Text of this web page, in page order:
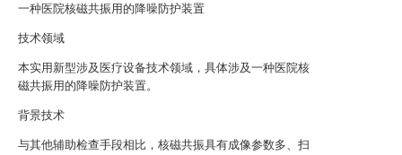
一种医院核磁共振用的降噪防护装置
技术领域
本实用新型涉及医疗设备技术领域，具体涉及一种医院核
磁共振用的降噪防护装置。
背景技术
与其他辅助检查手段相比，核磁共振具有成像参数多、扫